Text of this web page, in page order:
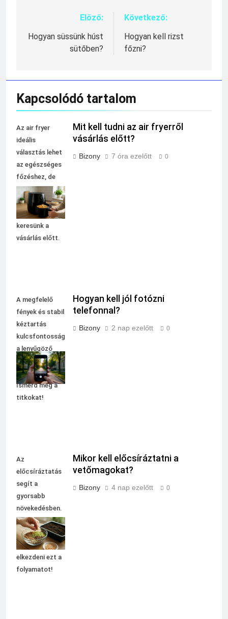
Bejegyzés
navigáció
Előző:
Hogyan süssünk húst
sütőben?
Következő:
Hogyan kell rizst
főzni?
Kapcsolódó tartalom
Az air fryer
ideális
választás lehet
az egészséges
főzéshez, de
fontos tudni,
milyen
funkciókat
keresünk a
vásárlás előtt.
Mit kell tudni az air fryerről
vásárlás előtt?
Bizony 7 óra ezelőtt 0
A megfelelő
fények és stabil
kéztartás
kulcsfontosságú
a lenyűgöző
mobilfotók
készítéséhez.
Ismerd meg a
titkokat!
Hogyan kell jól fotózni
telefonnal?
Bizony 2 nap ezelőtt 0
Az
előcsíráztatás
segít a
gyorsabb
növekedésben.
Tudj meg
többet arról,
mikor érdemes
elkezdeni ezt a
folyamatot!
Mikor kell előcsíráztatni a
vetőmagokat?
Bizony 4 nap ezelőtt 0